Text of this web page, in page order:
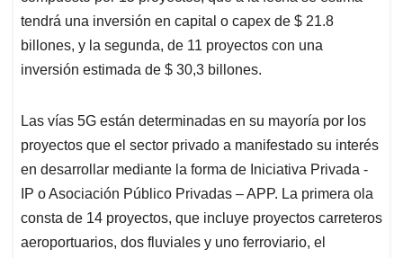
tendrá una inversión en capital o capex de $ 21.8
billones, y la segunda, de 11 proyectos con una
inversión estimada de $ 30,3 billones.
Las vías 5G están determinadas en su mayoría por los
proyectos que el sector privado a manifestado su interés
en desarrollar mediante la forma de Iniciativa Privada -
IP o Asociación Público Privadas – APP. La primera ola
consta de 14 proyectos, que incluye proyectos carreteros
aeroportuarios, dos fluviales y uno ferroviario, el